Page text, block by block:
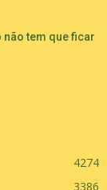
não tem que ficar
4274
3386